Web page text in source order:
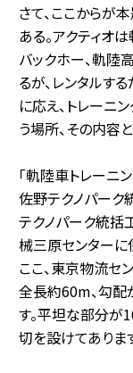
さて、ここからが
ある。アクティオ
バックホー、軌陸
るが、レンタルす
に応え、トレーニ
う場所、その内容
「軌陸車トレーニ
佐野テクノパーク
テクノパーク統括
械三原センターに
ここ、東京物流セ
全長約60m、勾
す。平坦な部分が
切を設けてあります